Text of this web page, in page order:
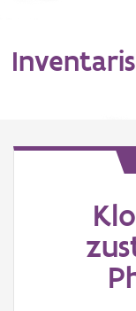
Inventaris
Aanduidingsobject